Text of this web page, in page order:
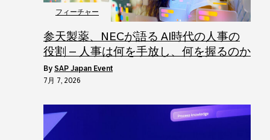
フィーチャー
参天製薬、NECが語る AI時代の人事の
役割 – 人事は何を手放し、何を握るのか
by SAP Japan Event
7月 7, 2026